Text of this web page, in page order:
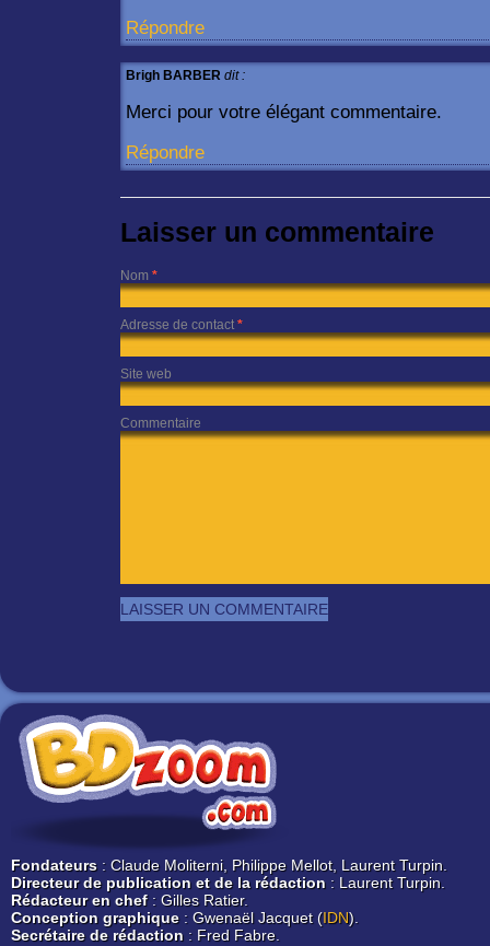
Répondre
Brigh BARBER dit :
Merci pour votre élégant commentaire.
Répondre
Laisser un commentaire
Nom *
Adresse de contact *
Site web
Commentaire
Fondateurs : Claude Moliterni, Philippe Mellot, Laurent Turpin.
Directeur de publication et de la rédaction : Laurent Turpin.
Rédacteur en chef: Gilles Ratier.
Conception graphique: Gwenaël Jacquet (IDN).
Secrétaire de rédaction : Fred Fabre.